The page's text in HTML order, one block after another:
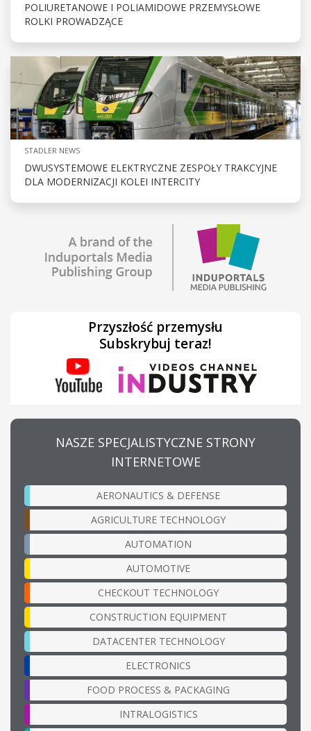
POLIURETANOWE I POLIAMIDOWE PRZEMYSŁOWE
ROLKI PROWADZĄCE
STADLER NEWS
DWUSYSTEMOWE ELEKTRYCZNE ZESPOŁY TRAKCYJNE
DLA MODERNIZACJI KOLEI INTERCITY
Przyszłość przemysłu
Subskrybuj teraz!
NASZE SPECJALISTYCZNE STRONY
INTERNETOWE
AERONAUTICS & DEFENSE
AGRICULTURE TECHNOLOGY
AUTOMATION
AUTOMOTIVE
CHECKOUT TECHNOLOGY
CONSTRUCTION EQUIPMENT
DATACENTER TECHNOLOGY
ELECTRONICS
FOOD PROCESS & PACKAGING
INTRALOGISTICS